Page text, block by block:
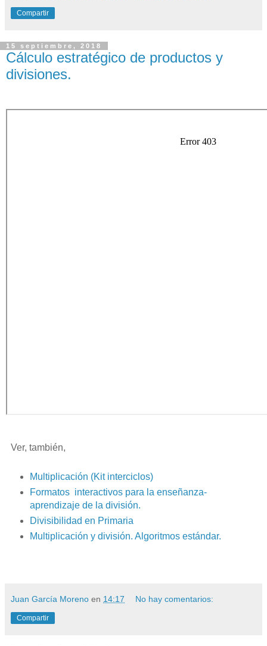
Compartir
15 septiembre, 2018
Cálculo estratégico de productos y
divisiones.
Ver, también,
Multiplicación (Kit interciclos)
Formatos interactivos para la enseñanza-
aprendizaje de la división.
Divisibilidad en Primaria
Multiplicación y división. Algoritmos estándar.
Juan García Moreno en 14:17 No hay comentarios:
Compartir